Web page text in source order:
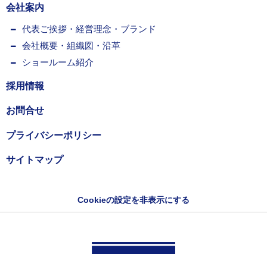
会社案内
代表ご挨拶・経営理念・ブランド
会社概要・組織図・沿革
ショールーム紹介
採用情報
お問合せ
プライバシーポリシー
サイトマップ
Cookieの設定を非表示にする